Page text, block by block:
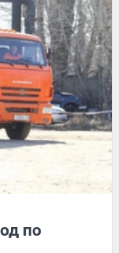
по